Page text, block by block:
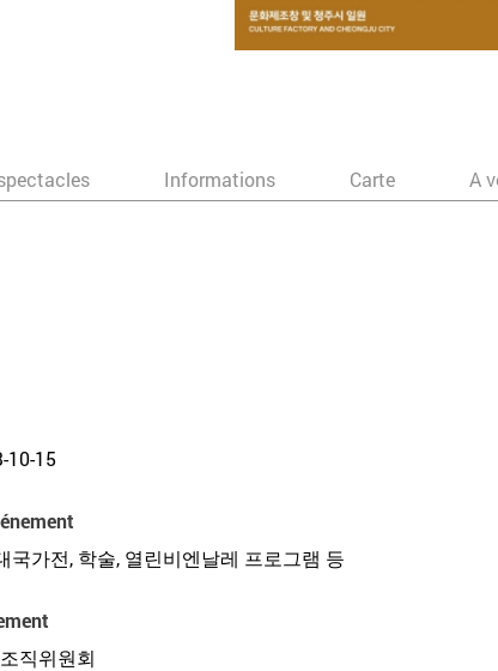
Informations Carte A
10-15
국가전, 학술, 열린비엔날레 프로그램 등
직위원회